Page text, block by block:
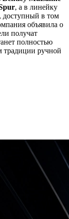
, а в линейку
, доступный в том
объявила о
получат
полностью
традиции ручной